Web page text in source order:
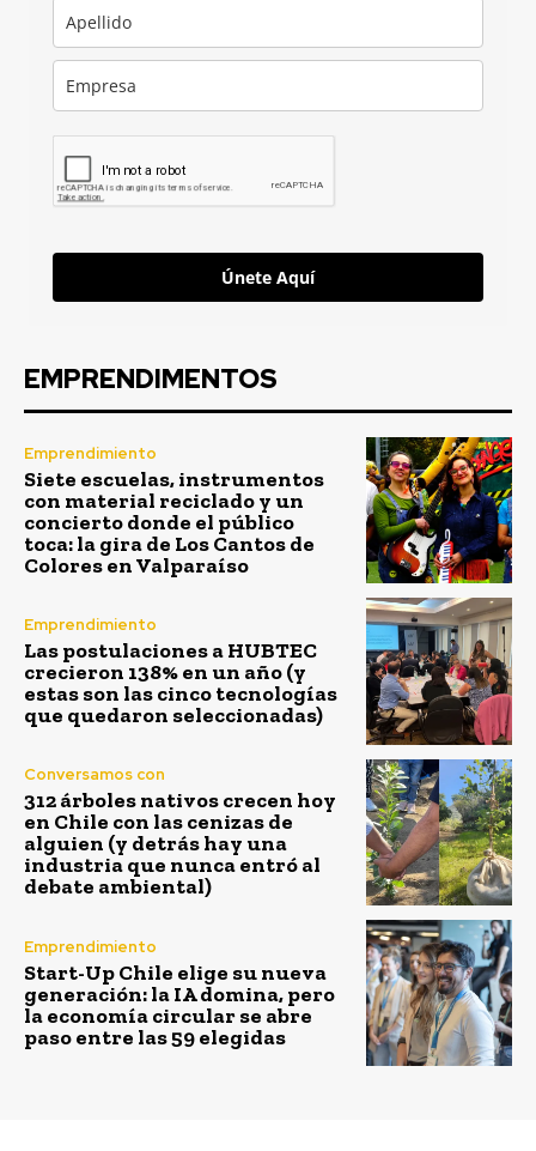
Únete Aquí
EMPRENDIMENTOS
Emprendimiento
Siete escuelas, instrumentos
con material reciclado y un
concierto donde el público
toca: la gira de Los Cantos de
Colores en Valparaíso
Emprendimiento
Las postulaciones a HUBTEC
crecieron 138% en un año (y
estas son las cinco tecnologías
que quedaron seleccionadas)
Conversamos con
312 árboles nativos crecen hoy
en Chile con las cenizas de
alguien (y detrás hay una
industria que nunca entró al
debate ambiental)
Emprendimiento
Start-Up Chile elige su nueva
generación: la IA domina, pero
la economía circular se abre
paso entre las 59 elegidas